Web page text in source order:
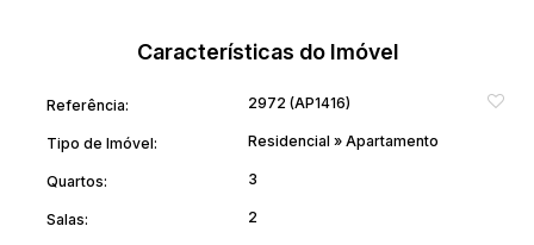
Características do Imóvel
Referência: 2972 (AP1416)
Tipo de Imóvel: Residencial » Apartamento
Quartos: 3
Salas: 2